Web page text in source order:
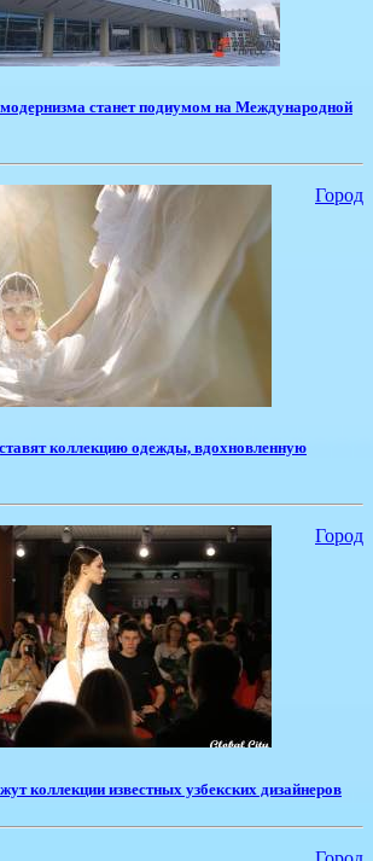
станет подиумом на Международной
Город
коллекцию одежды, вдохновленную
Город
коллекции известных узбекских дизайнеров